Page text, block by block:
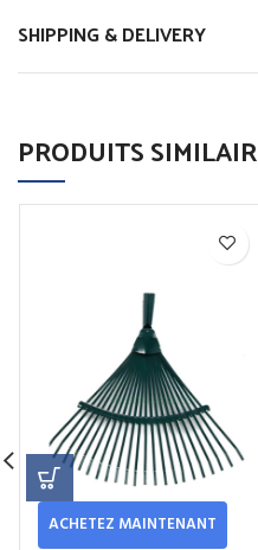
SHIPPING & DELIVERY
PRODUITS
ACHETEZ MAINTENANT